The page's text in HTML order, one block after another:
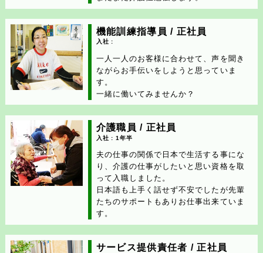
機能訓練指導員 / 正社員
入社 :
一人一人のお客様に合わせて、声を聞き
ながらお手伝いをしようと思っていま
す。
一緒に働いてみませんか？
介護職員 / 正社員
入社 : 1年半
夫の仕事の関係で日本で生活する事にな
り、介護の仕事がしたいと思い資格を取
って入職しました。
日本語も上手く話せず不安でしたが先輩
たちのサポートもありお仕事出来ていま
す。
サービス提供責任者 / 正社員